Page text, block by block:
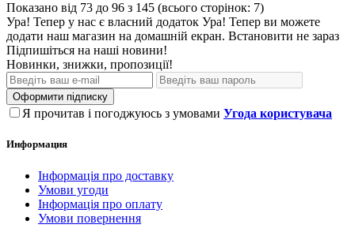
Показано від 73 до 96 з 145 (всього сторінок: 7)
Ура! Тепер у нас є власний додаток Ура! Тепер ви можете
додати наш магазин на домашній екран. Встановити не зараз
Підпишіться на наші новини!
Новинки, знижки, пропозиції!
Оформити підписку
Я прочитав і погоджуюсь з умовами Угода користувача
Информация
Інформація про доставку
Умови угоди
Інформація про оплату
Умови повернення